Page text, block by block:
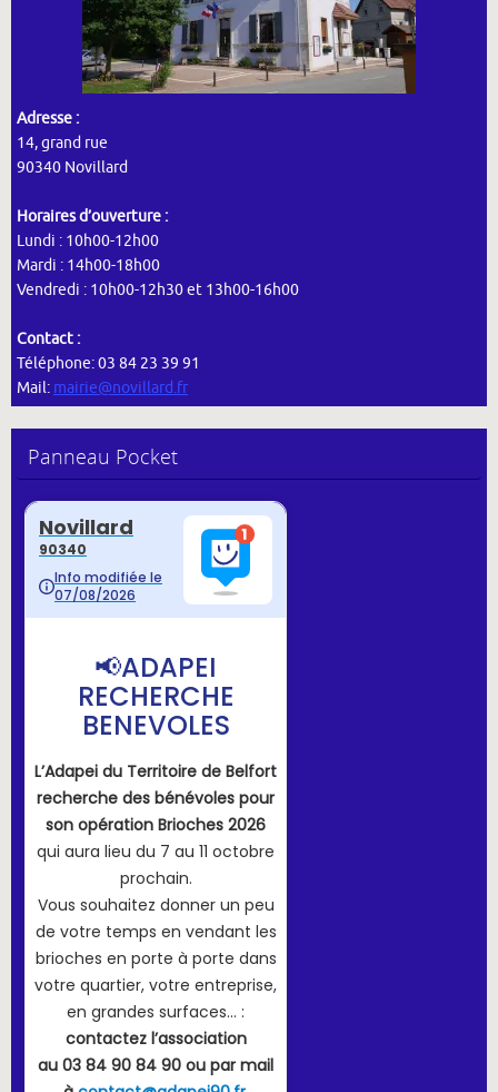
Adresse :
14, grand rue
90340 Novillard
Horaires d’ouverture :
Lundi : 10h00-12h00
Mardi : 14h00-18h00
Vendredi : 10h00-12h30 et 13h00-16h00
Contact :
Téléphone: 03 84 23 39 91
Mail: mairie@novillard.fr
Panneau Pocket